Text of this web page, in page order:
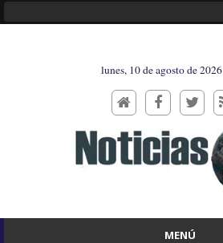
lunes, 10 de agosto de 2026
MENÚ